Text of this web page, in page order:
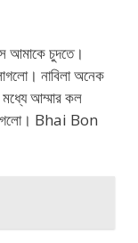
আমাকে চুদতে।
নাবিলা অনেক
আম্মার কল
Bhai Bon